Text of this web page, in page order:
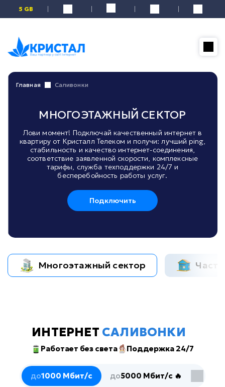
5 GB
Главная Саливонки
МНОГОЭТАЖНЫЙ СЕКТОР
Лови момент! Подключай качественный интернет в
квартиру от Кристалл Телеком и получи: лучший ping,
стабильность и качество интернет-соединения,
соответствие заявленной скорости, комплексные
тарифы, служба техподдержки 24/7 и
бесперебойность работы услуг.
Подключить
Многоэтажный сектор
ИНТЕРНЕТ САЛИВОНКИ
Работает без света Поддержка 24/7
до1000 Мбит/с до5000 Мбит/с 🔥